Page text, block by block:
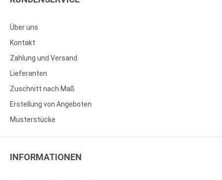
Über uns
Kontakt
Zahlung und Versand
Lieferanten
Zuschnitt nach Maß
Erstellung von Angeboten
Musterstücke
INFORMATIONEN